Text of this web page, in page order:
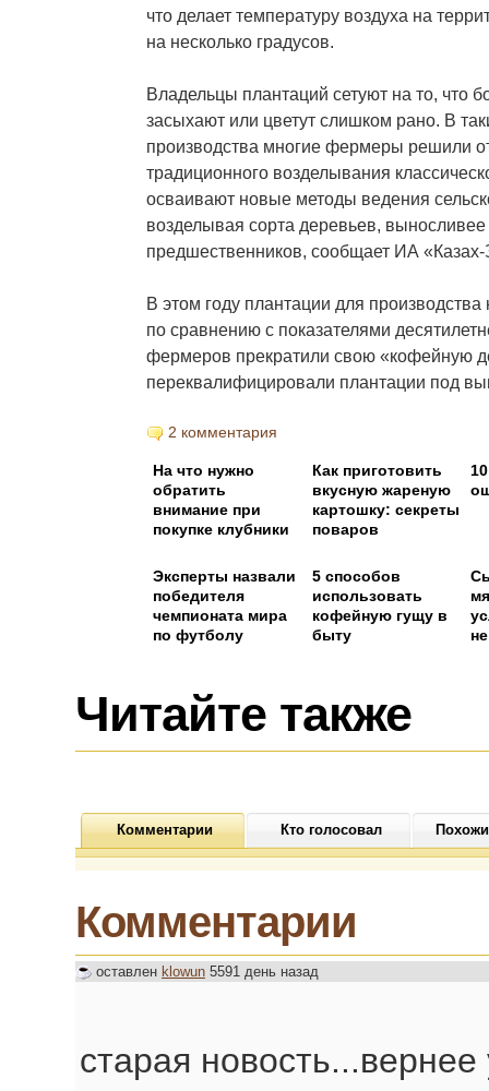
что делает температуру воздуха на
на несколько градусов.
Владельцы плантаций сетуют на то, что
засыхают или цветут слишком рано. В
производства многие фермеры решили
традиционного возделывания
осваивают новые методы ведения
возделывая сорта деревьев, выносливее
предшественников, сообщает ИА
В этом году плантации для
по сравнению с показателями
фермеров прекратили свою «кофейную
переквалифицировали плантации под
2 комментария
На что нужно
обратить
внимание при
покупке клубники
Как приготовить
вкусную жареную
картошку: секреты
поваров
Эксперты назвали
победителя
чемпионата мира
по футболу
5 способов
использовать
кофейную гущу в
быту
Читайте также
Комментарии Кто голосовал
Комментарии
оставлен klowun 5591 день назад
старая